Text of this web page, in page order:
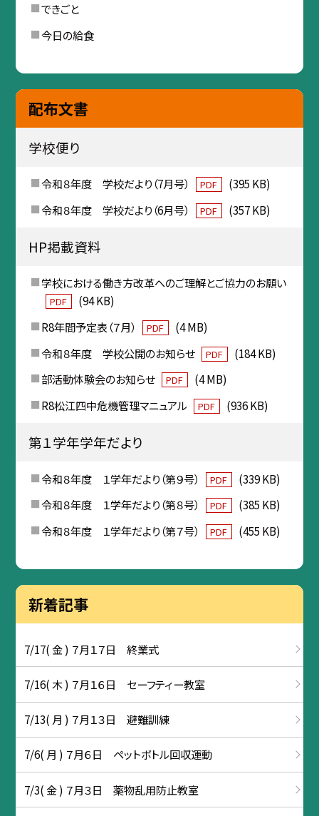
できごと
今日の給食
配布文書
学校便り
令和８年度 学校だより（7月号） PDF
(395 KB)
令和８年度 学校だより（6月号）
PDF (357 KB)
HP掲載資料
学校における働き方改革へのご理解とご協力のお願い
PDF
(94 KB)
R8年間予定表（７月）
PDF
(4 MB)
令和８年度 学校公開のお知らせ
PDF
(184 KB)
部活動体験会のお知らせ
PDF
(4 MB)
R8松江四中危機管理マニュアル
PDF (936 KB)
第１学年学年だより
令和８年度 １学年だより（第９号） PDF
(339 KB)
令和８年度 １学年だより（第８号）
PDF
(385 KB)
令和８年度 １学年だより（第７号）
PDF (455 KB)
新着記事
7/17( 金 ) ７月１７日 終業式
7/16( 木 ) ７月１６日 セーフティー教室
7/13( 月 ) ７月１３日 避難訓練
7/6( 月 ) ７月６日 ペットボトル回収運動
7/3( 金 ) ７月３日 薬物乱用防止教室